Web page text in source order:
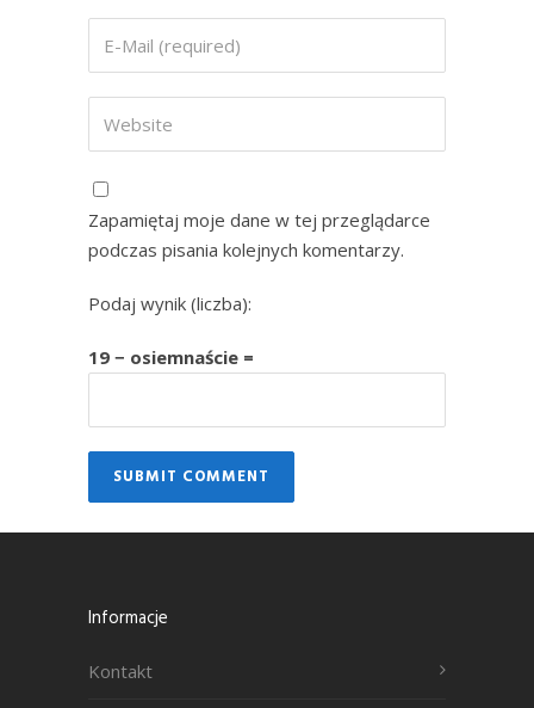
Zapamiętaj moje dane w tej przeglądarce
podczas pisania kolejnych komentarzy.
Podaj wynik (liczba):
19 − osiemnaście =
Informacje
Kontakt